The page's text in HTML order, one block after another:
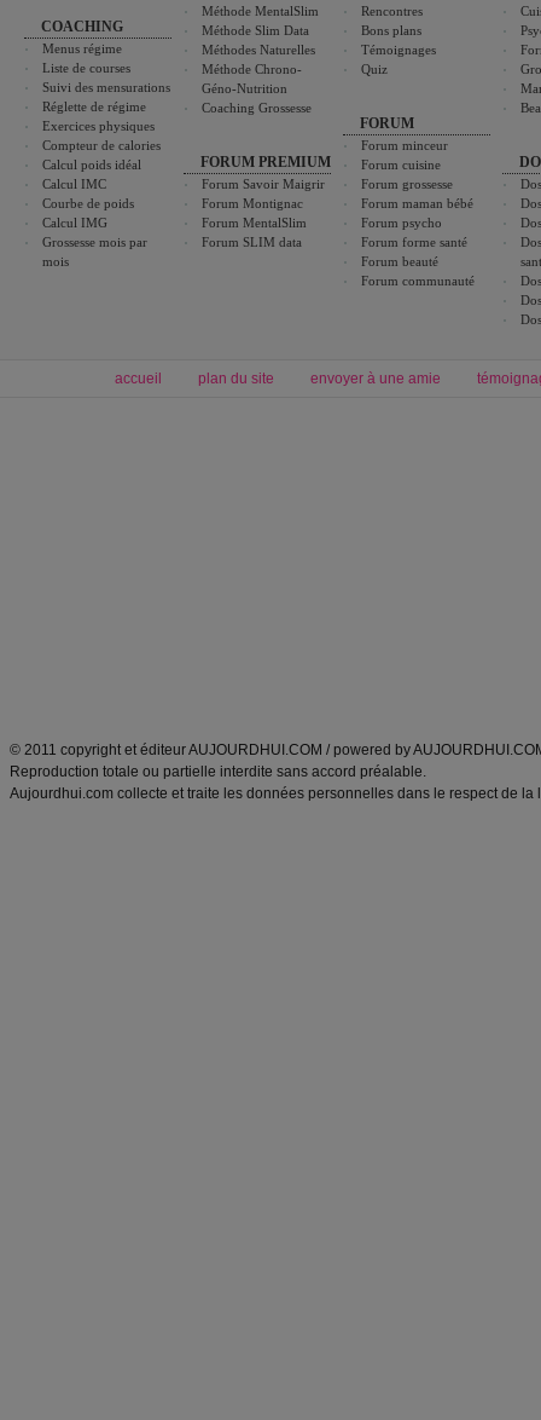
COACHING
Menus régime
Liste de courses
Suivi des mensurations
Réglette de régime
Exercices physiques
Compteur de calories
Calcul poids idéal
Calcul IMC
Courbe de poids
Calcul IMG
Grossesse mois par
mois
Méthode MentalSlim
Méthode Slim Data
Méthodes Naturelles
Méthode Chrono-
Géno-Nutrition
Coaching Grossesse
FORUM PREMIUM
Forum Savoir Maigrir
Forum Montignac
Forum MentalSlim
Forum SLIM data
Rencontres
Bons plans
Témoignages
Quiz
FORUM
Forum minceur
Forum cuisine
Forum grossesse
Forum maman bébé
Forum psycho
Forum forme santé
Forum beauté
Forum communauté
accueil plan du site envoyer à une amie
© 2011 copyright et éditeur AUJOURDHUI.COM / powered by
Reproduction totale ou partielle interdite sans accord préalable.
Aujourdhui.com collecte et traite les données personnelles dans le respect de